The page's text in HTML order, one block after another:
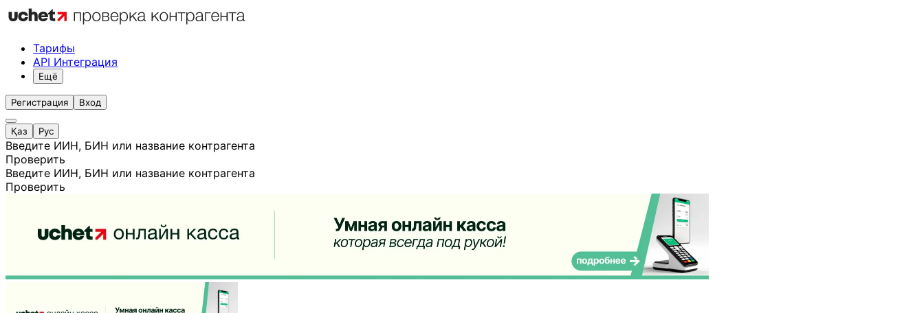
Тарифы
API Интеграция
Ещё
Регистрация Вход
Қаз Рус
Введите ИИН, БИН или название контрагента
Проверить
Введите ИИН, БИН или название контрагента
Проверить